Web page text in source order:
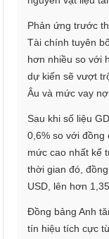
Phản ứng trước
Tài chính tuyên
hơn nhiều so với
dự kiến sẽ vượt
Âu và mức vay
Sau khi số liệu
0,6% so với đồng
mức cao nhất kể
thời gian đó,
USD, lên hơn
Đồng bảng Anh
tín hiệu tích cực